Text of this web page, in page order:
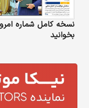
نسخه کامل شماره
بخوانید